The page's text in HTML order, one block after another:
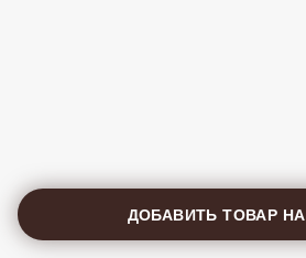
ДОБАВИТЬ ТОВАР НА